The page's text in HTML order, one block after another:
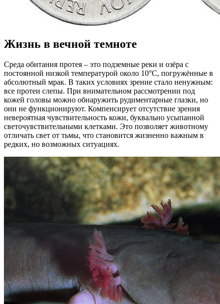
Жизнь в вечной темноте
Среда обитания протея – это подземные реки и озёра с
постоянной низкой температурой около 10°C, погружённые в
абсолютный мрак. В таких условиях зрение стало ненужным:
все протеи слепы. При внимательном рассмотрении под
кожей головы можно обнаружить рудиментарные глазки, но
они не функционируют. Компенсирует отсутствие зрения
невероятная чувствительность кожи, буквально усыпанной
светочувствительными клетками. Это позволяет животному
отличать свет от тьмы, что становится жизненно важным в
редких, но возможных ситуациях.